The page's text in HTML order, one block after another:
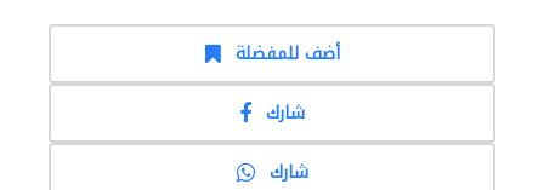
أضف للمفضلة
شارك
شارك